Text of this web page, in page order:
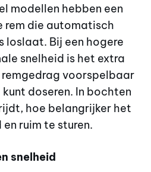
modellen hebben een
rem die automatisch
loslaat. Bij een hogere
snelheid is het extra
voorspelbaar
doseren. In bochten
hoe belangrijker het
ruim te sturen.
snelheid